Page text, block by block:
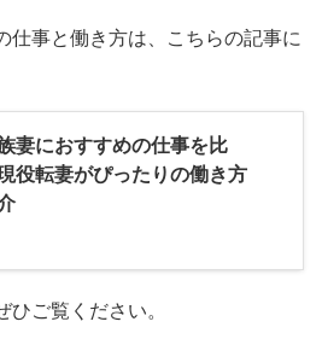
仕事と働き方は、こちらの記事に
妻におすすめの仕事を比
役転妻がぴったりの働き方
ご覧ください。